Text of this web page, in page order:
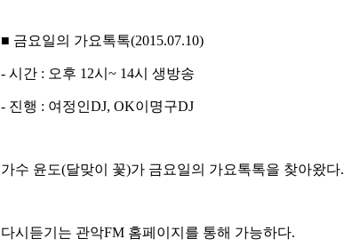
■ 금요일의 가요톡톡(2015.07.10)
- 시간 : 오후 12시 ~ 14시 생방송
- 진행 : 여정인DJ, OK이명구DJ
가수 윤도(달맞이 꽃)가 금요일의 가요톡톡을 찾아왔다.
다시듣기는 관악FM 홈페이지를 통해 가능하다.